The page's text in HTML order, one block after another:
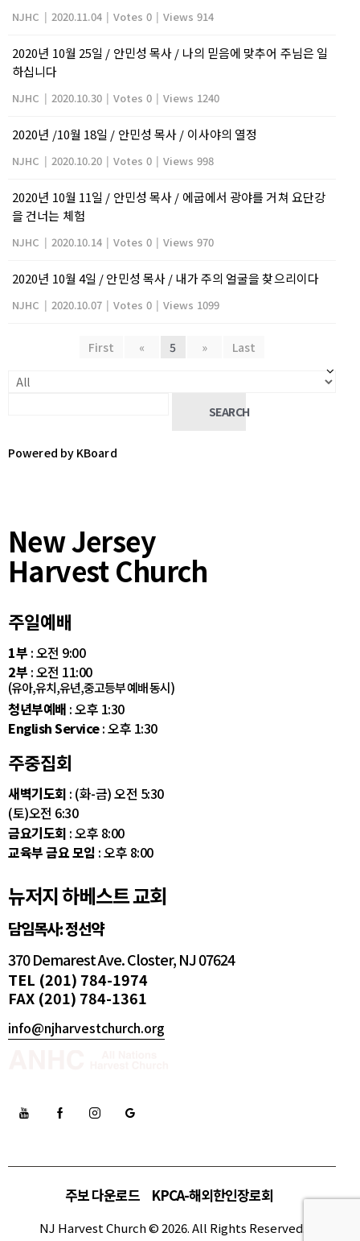
NJHC | 2020.11.04 | Votes 0 | Views 914
2020년 10월 25일 / 안민성 목사 / 나의 믿음에 맞추어 주님은 일
하십니다
NJHC | 2020.10.30 | Votes 0 | Views 1240
2020년 /10월 18일 / 안민성 목사 / 이사야의 열정
NJHC | 2020.10.20 | Votes 0 | Views 998
2020년 10월 11일 / 안민성 목사 / 에굽에서 광야를 거쳐 요단강
을 건너는 체험
NJHC | 2020.10.14 | Votes 0 | Views 970
2020년 10월 4일 / 안민성 목사 / 내가 주의 얼굴을 찾으리이다
NJHC | 2020.10.07 | Votes 0 | Views 1099
First « 5 » Last
SEARCH
Powered by KBoard
New Jersey
Harvest Church
주일예배
1부 : 오전 9:00
2부 : 오전 11:00
(유아,유치,유년,중고등부 예배 동시)
청년부예배 : 오후 1:30
English Service: 오후 1:30
주중집회
새벽기도회 : (화-금) 오전 5:30
(토)오전 6:30
금요기도회 : 오후 8:00
교육부 금요 모임 : 오후 8:00
뉴저지 하베스트 교회
담임목사: 정선약
370 Demarest Ave. Closter, NJ 07624
TEL (201) 784-1974
FAX (201) 784-1361
info@njharvestchurch.org
주보 다운로드 KPCA-해외한인장로회
NJ Harvest Church © 2026. All Rights Reserved.